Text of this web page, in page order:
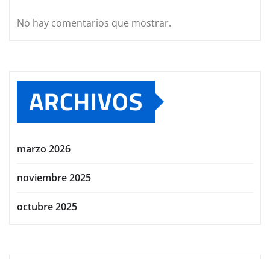
No hay comentarios que mostrar.
ARCHIVOS
marzo 2026
noviembre 2025
octubre 2025